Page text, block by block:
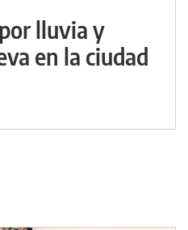
lluvia y
en la ciudad